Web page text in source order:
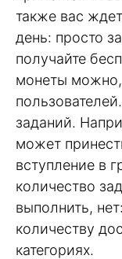
также вас
день: просто
получайте
монеты можно,
заданий.
может
вступление в
количество
выполнить,
количеству
категориях.